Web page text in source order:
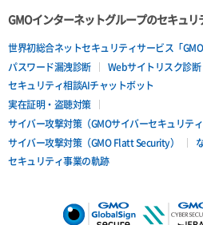
GMOインターネットグループのセキュリ
世界初総合ネットセキュリティサービス「
パスワード漏洩診断
Webサイトリスク診断
セキュリティ相談AIチャットボット
実在証明・盗聴対策
サイバー攻撃対策（GMOサイバーセキュリテ
サイバー攻撃対策（GMO Flatt Security）
セキュリティ事業の軌跡